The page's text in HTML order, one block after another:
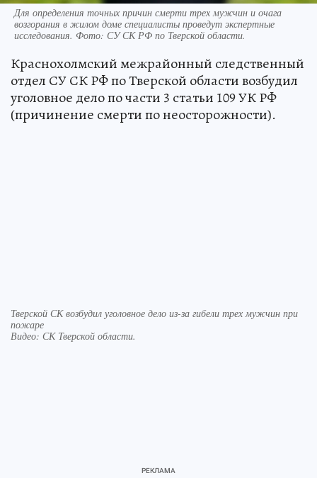
Для определения точных причин смерти трех мужчин и очага
возгорания в жилом доме специалисты проведут экспертные
исследования. Фото: СУ СК РФ по Тверской области.
Краснохолмский межрайонный следственный
отдел СУ СК РФ по Тверской области возбудил
уголовное дело по части 3 статьи 109 УК РФ
(причинение смерти по неосторожности).
Тверской СК возбудил уголовное дело из-за гибели трех мужчин при
пожаре
Видео: СК Тверской области.